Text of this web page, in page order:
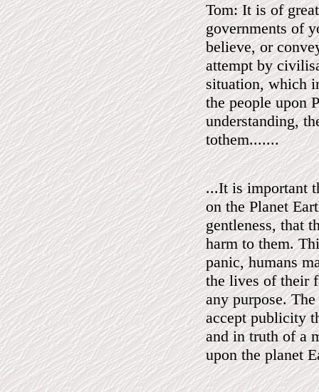
Tom: It is of
governments of
believe, or
attempt by
situation, which
the people upon
understanding,
tothem.......
...It is important
on the Planet
gentleness, that
harm to them.
panic, humans
the lives of their
any purpose.
accept publicity
and in truth of a
upon the planet